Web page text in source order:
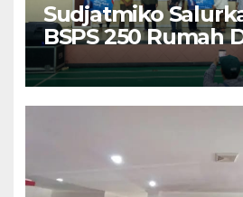
Sudjatmiko
BSPS 250 Rumah
Depok